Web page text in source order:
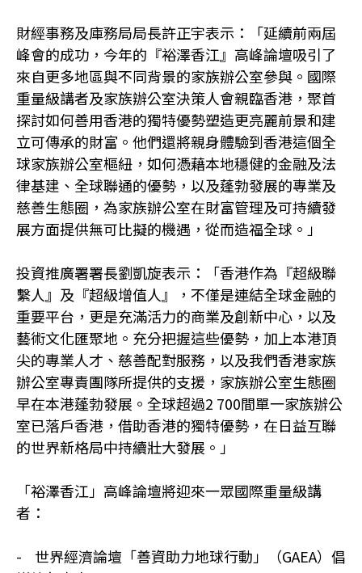
財經事務及庫務局局長許正宇表示：「延續前兩屆
峰會的成功，今年的『裕澤香江』高峰論壇吸引了
來自更多地區與不同背景的家族辦公室參與。國際
重量級講者及家族辦公室決策人會親臨香港，聚首
探討如何善用香港的獨特優勢塑造更亮麗前景和建
立可傳承的財富。他們還將親身體驗到香港這個全
球家族辦公室樞紐，如何憑藉本地穩健的金融及法
律基建、全球聯通的優勢，以及蓬勃發展的專業及
慈善生態圈，為家族辦公室在財富管理及可持續發
展方面提供無可比擬的機遇，從而造福全球。」
投資推廣署署長劉凱旋表示：「香港作為『超級聯
繫人』及『超級增值人』，不僅是連結全球金融的
重要平台，更是充滿活力的商業及創新中心，以及
藝術文化匯聚地。充分把握這些優勢，加上本港頂
尖的專業人才、慈善配對服務，以及我們香港家族
辦公室專責團隊所提供的支援，家族辦公室生態圈
早在本港蓬勃發展。全球超過2 700間單一家族辦公
室已落戶香港，借助香港的獨特優勢，在日益互聯
的世界新格局中持續壯大發展。」
「裕澤香江」高峰論壇將迎來一眾國際重量級講
者：
- 世界經濟論壇「善資助力地球行動」（GAEA）倡